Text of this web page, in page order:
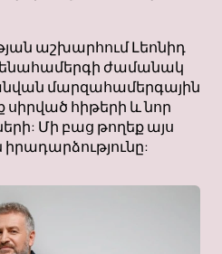
աշխարհում Լեոնիդ
ժամանակ
մարզահամերգային
հիթերի և նոր
Մի բաց թողեք այս